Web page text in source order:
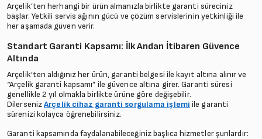
Arçelik’ten herhangi bir ürün almanızla birlikte garanti süreciniz
başlar. Yetkili servis ağının gücü ve çözüm servislerinin yetkinliği ile
her aşamada güven verir.
Standart Garanti Kapsamı: İlk Andan İtibaren Güvence
Altında
Arçelik’ten aldığınız her ürün, garanti belgesi ile kayıt altına alınır ve
“Arçelik garanti kapsamı” ile güvence altına girer. Garanti süresi
genellikle 2 yıl olmakla birlikte ürüne göre değişebilir.
DilersenizArçelik cihaz garanti sorgulama işlemi ile garanti
sürenizi kolayca öğrenebilirsiniz.
Garanti kapsamında faydalanabileceğiniz başlıca hizmetler şunlardır: